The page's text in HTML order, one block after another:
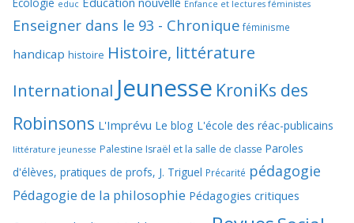
educ Enfance et lectures féministes
Enseigner dans le 93 - Chronique féminisme
handicap histoire Histoire, littérature
International Jeunesse KroniKs des
Robinsons L'Imprévu Le blog L'école des réac-publicains
littérature jeunesse Palestine Israël et la salle de classe Paroles
d'élèves, pratiques de profs, J. Triguel Précarité pédagogie
Pédagogie de la philosophie Pédagogies critiques